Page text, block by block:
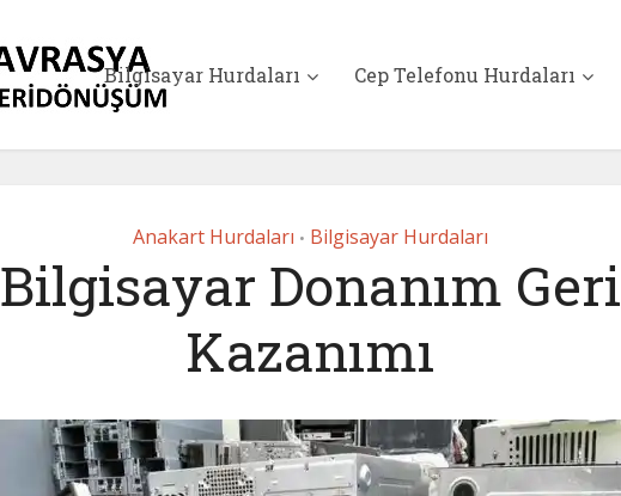
Bilgisayar Hurdaları Cep Telefonu Hurdaları
Anakart Hurdaları • Bilgisayar Hurdaları
Bilgisayar Donanım Geri
Kazanımı